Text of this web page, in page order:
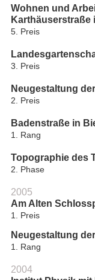
Wohnen und
Karthäuserstraße
5. Preis
3. Preis
Neugestaltung
2. Preis
Badenstraße in
1. Rang
Topographie des
2. Phase
2005
Am Alten
1. Preis
Neugestaltung
1. Rang
2004